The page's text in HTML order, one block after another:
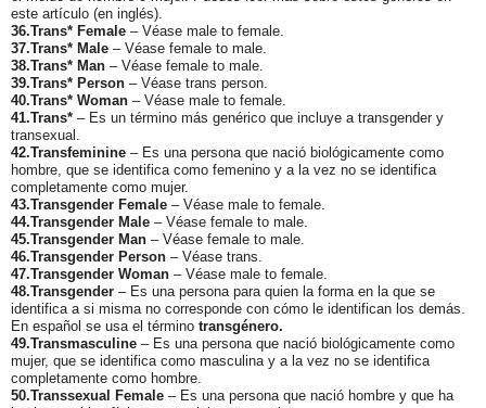
este artículo (en inglés).
36.Trans* Female – Véase male to female.
37.Trans* Male – Véase female to male.
38.Trans* Man – Véase female to male.
39.Trans* Person – Véase trans person.
40.Trans* Woman – Véase male to female.
41.Trans* – Es un término más genérico que incluye a transgender y
transexual.
42.Transfeminine – Es una persona que nació biológicamente como
hombre, que se identifica como femenino y a la vez no se identifica
completamente como mujer.
43.Transgender Female – Véase male to female.
44.Transgender Male – Véase female to male.
45.Transgender Man – Véase female to male.
46.Transgender Person – Véase trans.
47.Transgender Woman – Véase male to female.
48.Transgender – Es una persona para quien la forma en la que se
identifica a si misma no corresponde con cómo le identifican los demás.
En español se usa el término transgénero.
49.Transmasculine – Es una persona que nació biológicamente como
mujer, que se identifica como masculina y a la vez no se identifica
completamente como hombre.
50.Transsexual Female – Es una persona que nació hombre y que ha